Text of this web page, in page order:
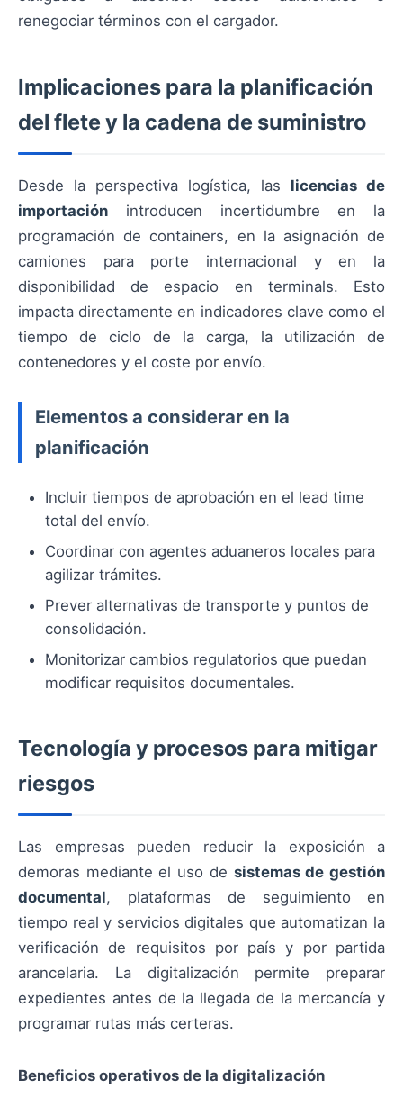
renegociar términos con el cargador.
Implicaciones para la planificación
del flete y la cadena de suministro
Desde la perspectiva logística, las licencias de
importación introducen incertidumbre en la
programación de containers, en la asignación de
camiones para porte internacional y en la
disponibilidad de espacio en terminals. Esto
impacta directamente en indicadores clave como el
tiempo de ciclo de la carga, la utilización de
contenedores y el coste por envío.
Elementos a considerar en la
planificación
Incluir tiempos de aprobación en el lead time
total del envío.
Coordinar con agentes aduaneros locales para
agilizar trámites.
Prever alternativas de transporte y puntos de
consolidación.
Monitorizar cambios regulatorios que puedan
modificar requisitos documentales.
Tecnología y procesos para mitigar
riesgos
Las empresas pueden reducir la exposición a
demoras mediante el uso de sistemas de gestión
documental, plataformas de seguimiento en
tiempo real y servicios digitales que automatizan la
verificación de requisitos por país y por partida
arancelaria. La digitalización permite preparar
expedientes antes de la llegada de la mercancía y
programar rutas más certeras.
Beneficios operativos de la digitalización